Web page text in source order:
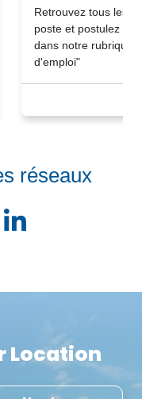
Retrouvez tous les
poste et postulez en
dans notre rubrique
d'emploi"
réseaux
Location